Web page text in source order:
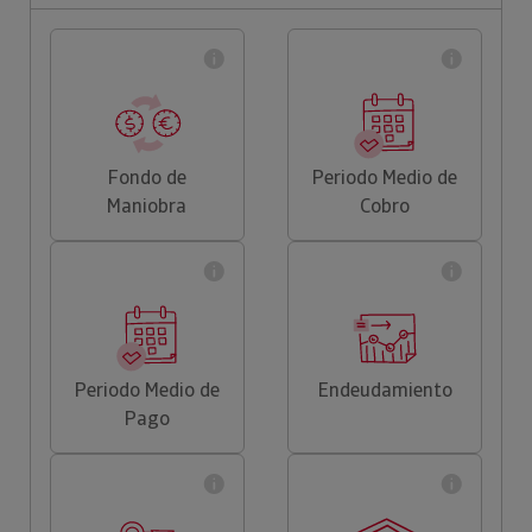
Fondo de
Maniobra
Periodo Medio de
Cobro
Periodo Medio de
Pago
Endeudamiento